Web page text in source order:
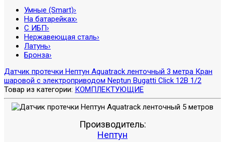
Умные (Smart)›
На батарейках›
С ИБП›
Нержавеющая сталь›
Латунь›
Бронза›
Датчик протечки Нептун Aquatrack ленточный 3 метра Кран
шаровой с электроприводом Neptun Bugatti Click 12В 1/2
Товар из категории: КОМПЛЕКТУЮЩИЕ
Производитель:
Нептун